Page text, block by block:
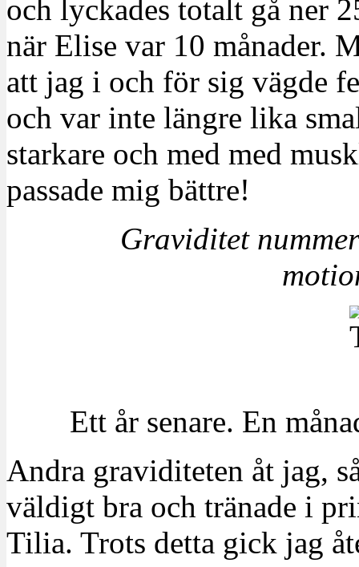
och lyckades totalt gå ner
när Elise var 10 månader.
att jag i och för sig vägde
och var inte längre lika
starkare och med med
passade mig bättre!
Graviditet
Ett år senare. En
Andra graviditeten åt jag,
väldigt bra och tränade i
Tilia. Trots detta gick jag